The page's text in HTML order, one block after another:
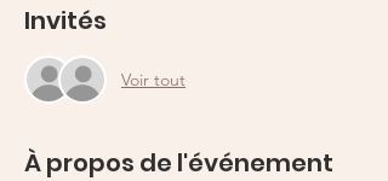
Invités
Voir tout
À propos de l'événement